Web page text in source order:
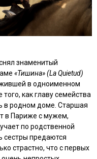
знаменитый
«Тишина» (La Quietud)
жившей в одноименном
как главу семейства
в родном доме. Старшая
в Париже с мужем,
по родственной
сестры предаются
страстно, что с первых